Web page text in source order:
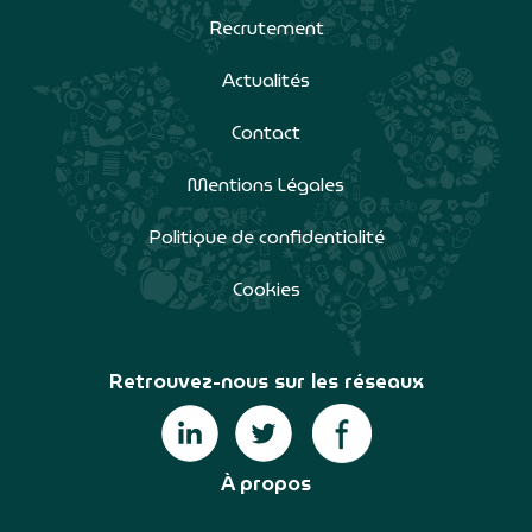
Recrutement
Actualités
Contact
Mentions Légales
Politique de confidentialité
Cookies
Retrouvez-nous sur les réseaux
À propos